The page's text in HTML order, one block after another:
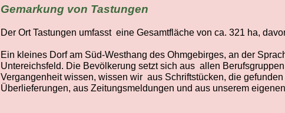
Gemarkung von Tastungen
Der Ort Tastungen umfasst eine Gesamtfläche von ca. 321 ha,
Ein kleines Dorf am Süd-Westhang des Ohmgebirges, an der
Untereichsfeld. Die Bevölkerung setzt sich aus allen
Vergangenheit wissen, wissen wir aus Schriftstücken, die
Überlieferungen, aus Zeitungsmeldungen und aus unserem